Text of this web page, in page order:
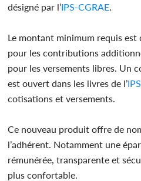
désigné par l’IPS-CGRAE.
Le montant minimum requis est
pour les contributions
pour les versements libres. Un
est ouvert dans les livres de l’
cotisations et versements.
Ce nouveau produit offre de
l’adhérent. Notamment une
rémunérée, transparente et
plus confortable.